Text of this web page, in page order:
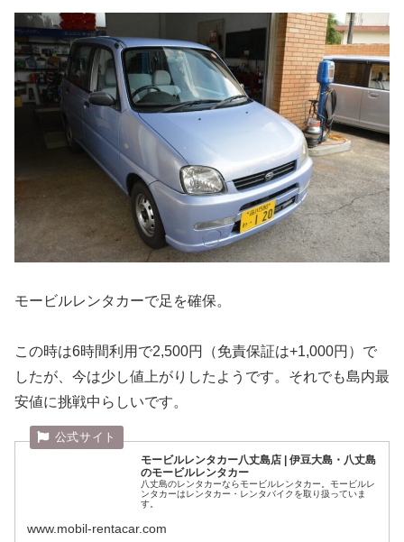
モービルレンタカーで足を確保。
この時は6時間利用で2,500円（免責保証は+1,000円）で
したが、今は少し値上がりしたようです。それでも島内最
安値に挑戦中らしいです。
モービルレンタカー八丈島店 | 伊豆大島・八丈島
のモービルレンタカー
八丈島のレンタカーならモービルレンタカー。モービルレ
ンタカーはレンタカー・レンタバイクを取り扱っていま
す。
www.mobil-rentacar.com